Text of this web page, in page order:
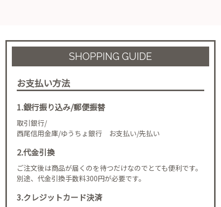
SHOPPING GUIDE
お支払い方法
1.銀行振り込み/郵便振替
取引銀行/
西尾信用金庫/ゆうちょ銀行 お支払い/先払い
2.代金引換
ご注文後は商品が届くのを待つだけなのでとても便利です。
別途、代金引換手数料300円が必要です。
3.クレジットカード決済